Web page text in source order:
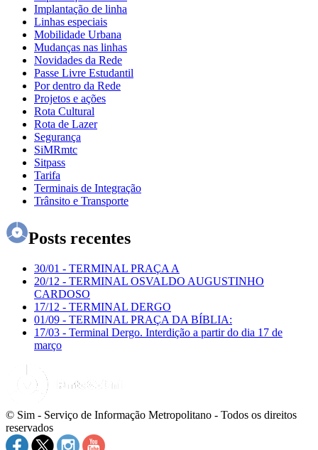
Implantação de linha
Linhas especiais
Mobilidade Urbana
Mudanças nas linhas
Novidades da Rede
Passe Livre Estudantil
Por dentro da Rede
Projetos e ações
Rota Cultural
Rota de Lazer
Segurança
SiMRmtc
Sitpass
Tarifa
Terminais de Integração
Trânsito e Transporte
Posts recentes
30/01 - TERMINAL PRAÇA A
20/12 - TERMINAL OSVALDO AUGUSTINHO
CARDOSO
17/12 - TERMINAL DERGO
01/09 - TERMINAL PRAÇA DA BÍBLIA:
17/03 - Terminal Dergo. Interdição a partir do dia 17 de
março
© Sim - Serviço de Informação Metropolitano - Todos os direitos
reservados